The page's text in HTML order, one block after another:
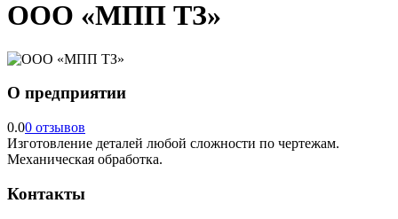
ООО «МПП ТЗ»
О предприятии
0.00 отзывов
Изготовление деталей любой сложности по чертежам.
Механическая обработка.
Контакты